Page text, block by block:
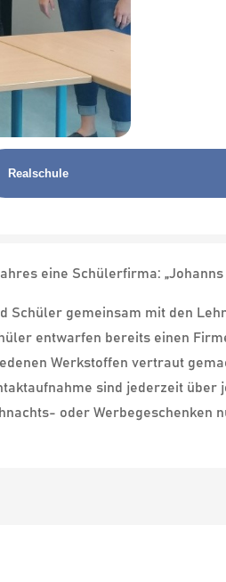
Realschule
eine Schülerfirma: „Johanns
gemeinsam mit den
entwarfen bereits einen
Werkstoffen vertraut
sind jederzeit
oder Werbegeschenken